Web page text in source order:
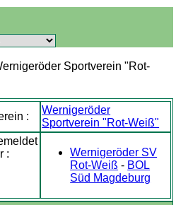
Sportverein "Rot-
:
Wernigeröder
Sportverein "Rot-Weiß"
:
Wernigeröder SV
Rot-Weiß - BOL
Süd Magdeburg